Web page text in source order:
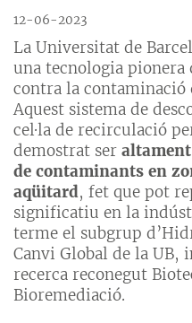
12-06-2023
La Universitat de
una tecnologia
contra la contaminació
Aquest sistema de
cel·la de recirculació
demostrat ser
de contaminants en
aqüitard, fet que pot
significatiu en la
terme el subgrup
Canvi Global de la UB,
recerca reconegut
Bioremediació.